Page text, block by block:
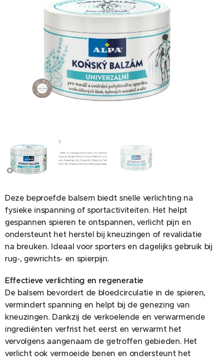
INGREDIENTS
Deze beproefde balsem biedt snelle verlichting na
fysieke inspanning of sportactiviteiten. Het helpt
gespannen spieren te ontspannen, verlicht pijn en
ondersteunt het herstel bij kneuzingen of revalidatie
na breuken. Ideaal voor sporters en dagelijks gebruik bij
rug-, gewrichts- en spierpijn.
Effectieve verlichting en regeneratie
De balsem bevordert de bloedcirculatie in de spieren,
vermindert spanning en helpt bij de genezing van
kneuzingen. Dankzij de verkoelende en verwarmende
ingrediënten verfrist het eerst en verwarmt het
vervolgens aangenaam de getroffen gebieden. Het
verlicht ook vermoeide benen en ondersteunt het